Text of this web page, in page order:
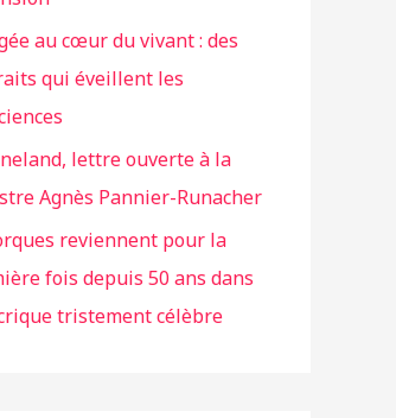
au cœur du vivant : des
qui éveillent les
lettre ouverte à la
Agnès Pannier-Runacher
reviennent pour la
fois depuis 50 ans dans
tristement célèbre